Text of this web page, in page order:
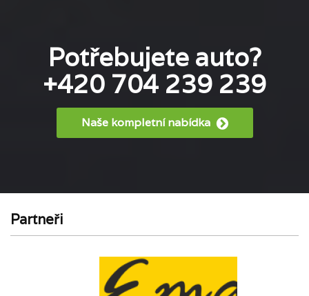
Potřebujete auto?
+420 704 239 239
Naše kompletní nabídka
Partneři